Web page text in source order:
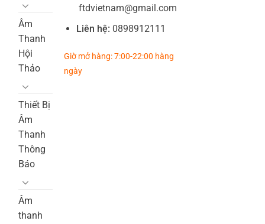
Âm
Thanh
Hội
Thảo
Thiết Bị
Âm
Thanh
Thông
Báo
Âm
thanh
ftdvietnam@gmail.com
Liên hệ: 0898912111
Giờ mở hàng: 7:00-22:00 hàng
ngày